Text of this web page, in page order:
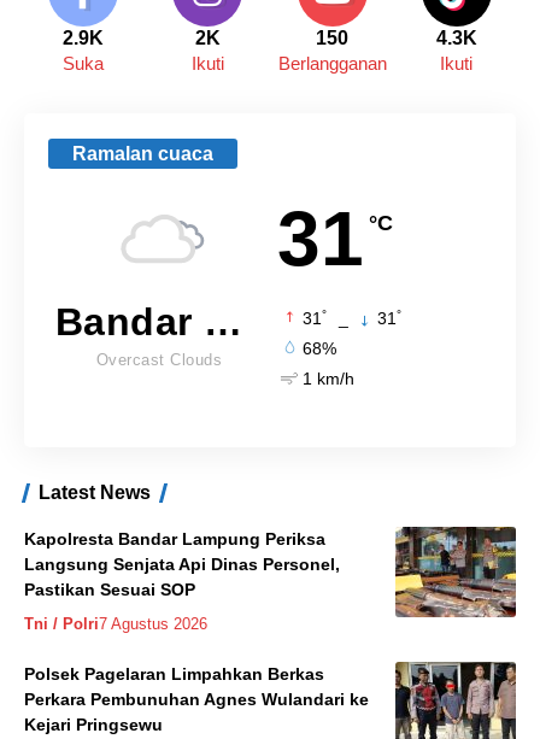
2.9K
Suka
2K
Ikuti
150
Berlangganan
4.3K
Ikuti
Ramalan cuaca
31 °C
Bandar Lampung
Overcast Clouds
31 ° 31 °
68%
1 km/h
Latest News
Kapolresta Bandar Lampung Periksa
Langsung Senjata Api Dinas Personel,
Pastikan Sesuai SOP
Tni / Polri7 Agustus 2026
Polsek Pagelaran Limpahkan Berkas
Perkara Pembunuhan Agnes Wulandari ke
Kejari Pringsewu